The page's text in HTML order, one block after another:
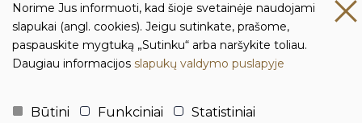
Leidiniai
Duomenų apsauga
prevencija
Kontaktai ir rekvizitai
Biudžetinė įstaiga Lietuvos istorijos institutas
Norime Jus informuoti, kad šioje svetainėje naudojami
slapukai (angl. cookies). Jeigu sutinkate, prašome,
paspauskite mygtuką „Sutinku“ arba naršykite toliau.
Daugiau informacijos slapukų valdymo puslapyje
Būtini Funkciniai Statistiniai